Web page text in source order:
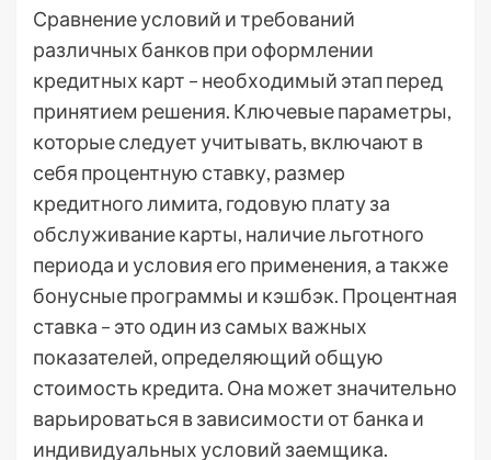
Сравнение условий и требований
различных банков при оформлении
кредитных карт – необходимый этап перед
принятием решения. Ключевые параметры,
которые следует учитывать, включают в
себя процентную ставку, размер
кредитного лимита, годовую плату за
обслуживание карты, наличие льготного
периода и условия его применения, а также
бонусные программы и кэшбэк. Процентная
ставка – это один из самых важных
показателей, определяющий общую
стоимость кредита. Она может значительно
варьироваться в зависимости от банка и
индивидуальных условий заемщика.